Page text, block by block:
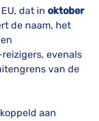
dat in oktober
de naam, het
evenals
van de
aan